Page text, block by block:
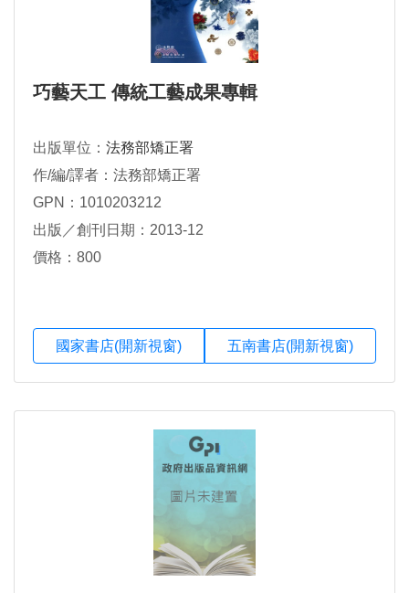
巧藝天工 傳統工藝成果專輯
出版單位： 法務部矯正署
作/編/譯者：法務部矯正署
GPN：1010203212
出版／創刊日期：2013-12
價格：800
國家書店(開新視窗) 五南書店(開新視窗)